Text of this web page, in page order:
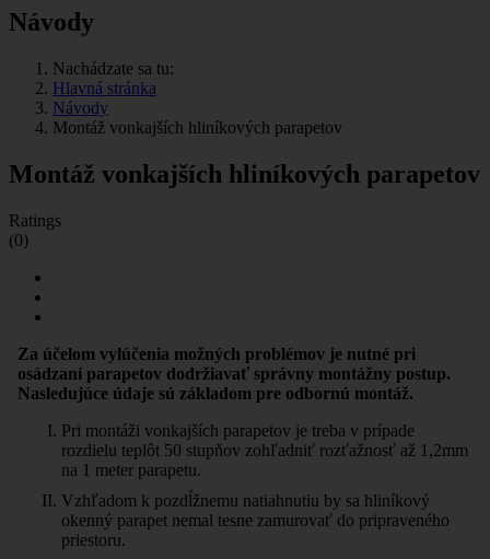
Návody
Nachádzate sa tu:
Hlavná stránka
Návody
Montáž vonkajších hliníkových parapetov
Montáž vonkajších hliníkových parapetov
Ratings
(0)
Za účelom vylúčenia možných problémov je nutné pri
osádzaní parapetov dodržiavať správny montážny postup.
Nasledujúce údaje sú základom pre odbornú montáž.
Pri montáži vonkajších parapetov je treba v prípade
rozdielu teplôt 50 stupňov zohľadniť rozťažnosť až 1,2mm
na 1 meter parapetu.
Vzhľadom k pozdĺžnemu natiahnutiu by sa hliníkový
okenný parapet nemal tesne zamurovať do pripraveného
priestoru.